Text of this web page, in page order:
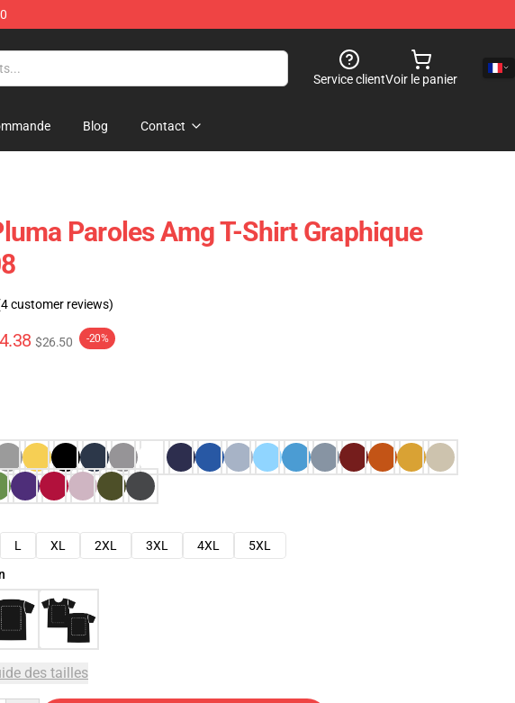
Service clientVoir le panier
Blog Contact
Paroles Amg T-Shirt Graphique
customer reviews)
$26.50 -20%
L XL 2XL 3XL 4XL
5XL
des tailles